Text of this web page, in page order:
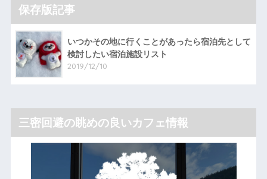
保存版記事
いつかその地に行くことがあったら宿泊先として
検討したい宿泊施設リスト
2019/12/10
三密回避の眺めの良いカフェ情報